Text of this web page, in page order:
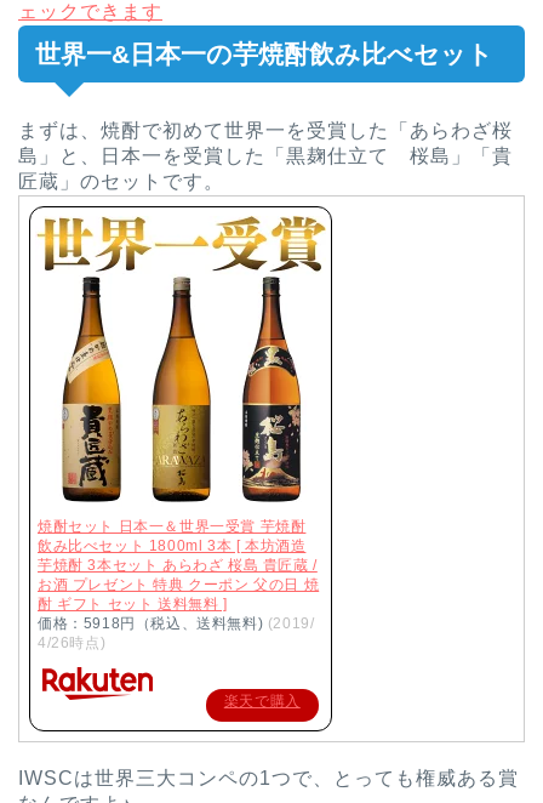
ェックできます
世界一&日本一の芋焼酎飲み比べセット
まずは、焼酎で初めて世界一を受賞した「あらわざ桜
島」と、日本一を受賞した「黒麹仕立て 桜島」「貴
匠蔵」のセットです。
焼酎セット 日本一＆世界一受賞 芋焼酎
飲み比べセット 1800ml 3本 [ 本坊酒造
芋焼酎 3本セット あらわざ 桜島 貴匠蔵 /
お酒 プレゼント 特典 クーポン 父の日 焼
酎 ギフト セット 送料無料 ]
価格：5918円（税込、送料無料) (2019/
4/26時点)
楽天で購入
IWSCは世界三大コンペの1つで、とっても権威ある賞